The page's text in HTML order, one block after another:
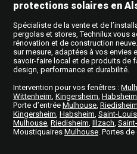
protections solaires en
Spécialiste de la vente et de
pergolas et stores, Technilux vous
rénovation et de construction
sur mesure, adaptées à vos envies
savoir-faire local et de produits de
design, performance et durabilité.
Intervention pour vos fenêtres :
Wittenheim, Kingersheim, Habsheim
Porte d’entrée Mulhouse, Riedisheim
Kingersheim, Habsheim, Saint-Louis
Mulhouse, Riedisheim, Illzach,
Moustiquaires Mulhouse. Portes